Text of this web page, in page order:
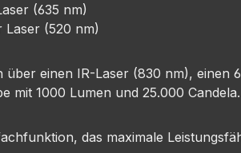
(635 nm)
(520 nm)
einen IR-Laser (830 nm), einen
mit 1000 Lumen und 25.000 Candela.
das maximale